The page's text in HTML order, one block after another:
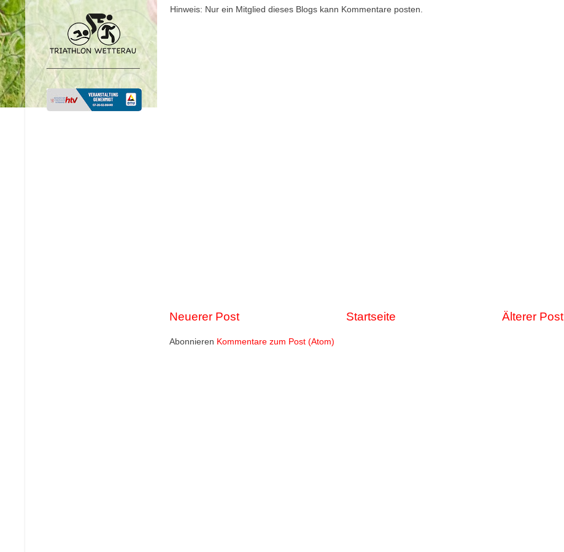
Hinweis: Nur ein Mitglied dieses Blogs kann Kommentare posten.
Neuerer Post Älterer Post
Startseite
Abonnieren Kommentare zum Post (Atom)
___________________